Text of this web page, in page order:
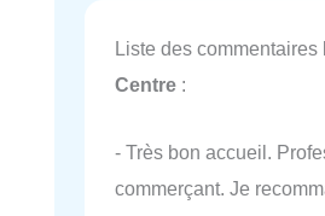
Liste des commentaires
Centre :
- Très bon accueil.
commerçant. Je